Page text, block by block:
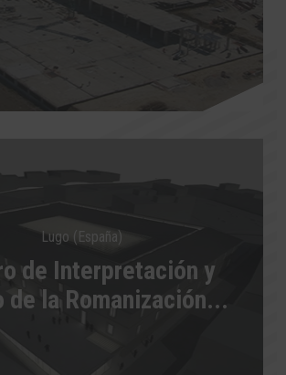
Lugo (España)
de Interpretación y
de la Romanización...